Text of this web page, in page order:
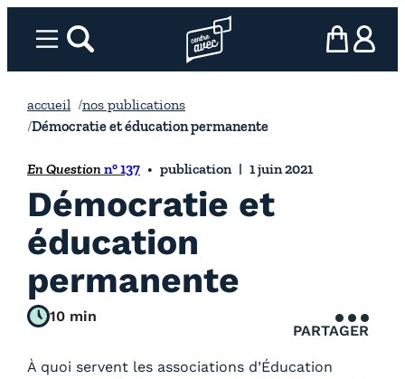
Menurechercher Page d’accueil l’association
mon panier
ma
accueil
nos publications
Démocratie et éducation permanente
En Question n° 137 publication 1 juin 2021
Démocratie et
éducation
permanente
10 min
PARTAGER
À quoi servent les associations d’Éducation